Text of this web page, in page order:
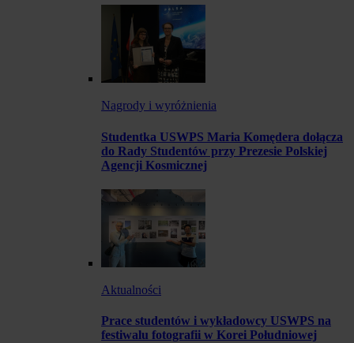
Nagrody i wyróżnienia
Studentka USWPS Maria Komędera dołącza
do Rady Studentów przy Prezesie Polskiej
Agencji Kosmicznej
Aktualności
Prace studentów i wykładowcy USWPS na
festiwalu fotografii w Korei Południowej